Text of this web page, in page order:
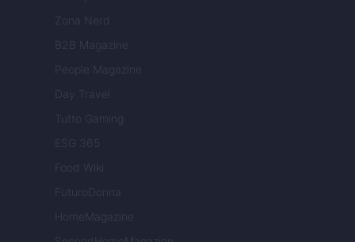
Zona Nerd
B2B Magazine
People Magazine
Day Travel
Tutto Gaming
ESG 365
Food Wiki
FuturoDonna
HomeMagazine